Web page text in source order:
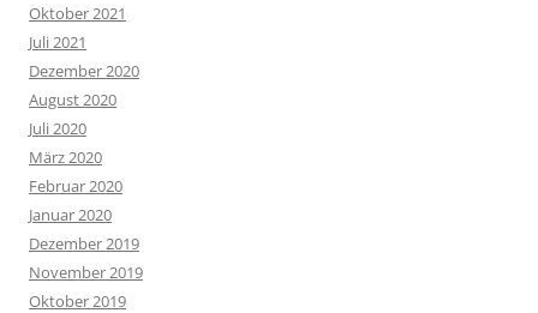
Oktober 2021
Juli 2021
Dezember 2020
August 2020
Juli 2020
März 2020
Februar 2020
Januar 2020
Dezember 2019
November 2019
Oktober 2019